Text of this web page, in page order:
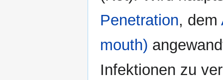
Penetration, dem
mouth)
Infektionen zu